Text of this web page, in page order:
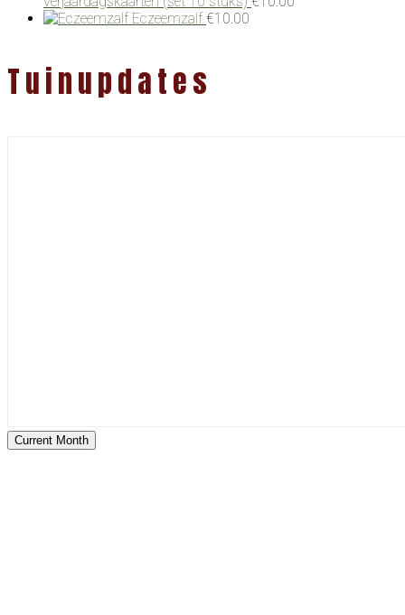
Eczeemzalf €10.00
Tuinupdates
Current Month